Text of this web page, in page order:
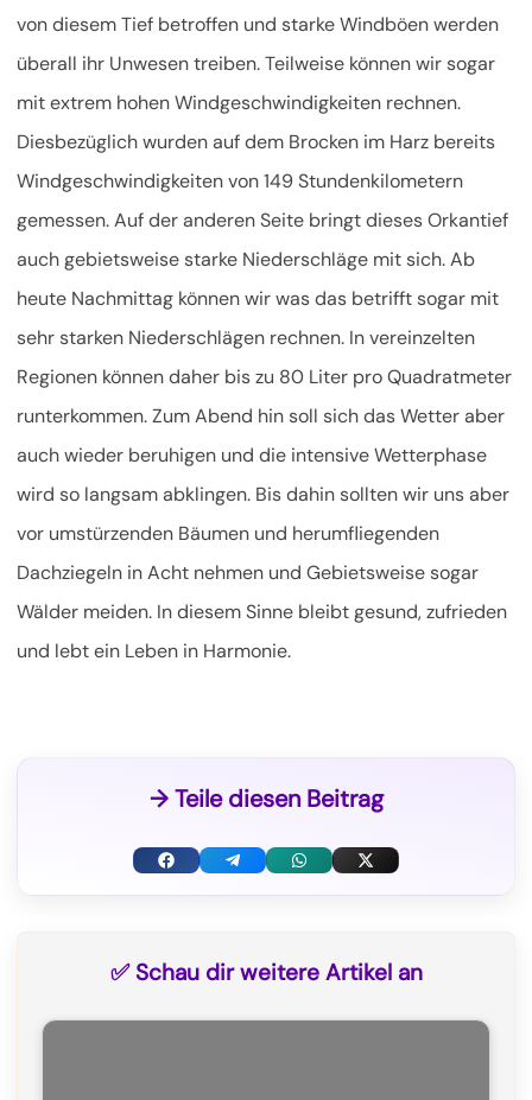
von diesem Tief betroffen und starke Windböen werden
überall ihr Unwesen treiben. Teilweise können wir sogar
mit extrem hohen Windgeschwindigkeiten rechnen.
Diesbezüglich wurden auf dem Brocken im Harz bereits
Windgeschwindigkeiten von 149 Stundenkilometern
gemessen. Auf der anderen Seite bringt dieses Orkantief
auch gebietsweise starke Niederschläge mit sich. Ab
heute Nachmittag können wir was das betrifft sogar mit
sehr starken Niederschlägen rechnen. In vereinzelten
Regionen können daher bis zu 80 Liter pro Quadratmeter
runterkommen. Zum Abend hin soll sich das Wetter aber
auch wieder beruhigen und die intensive Wetterphase
wird so langsam abklingen. Bis dahin sollten wir uns aber
vor umstürzenden Bäumen und herumfliegenden
Dachziegeln in Acht nehmen und Gebietsweise sogar
Wälder meiden. In diesem Sinne bleibt gesund, zufrieden
und lebt ein Leben in Harmonie.
→ Teile diesen Beitrag
F
T
W
X
T
✅ Schau dir weitere Artikel an